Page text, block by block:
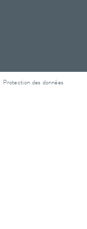
Protection des données